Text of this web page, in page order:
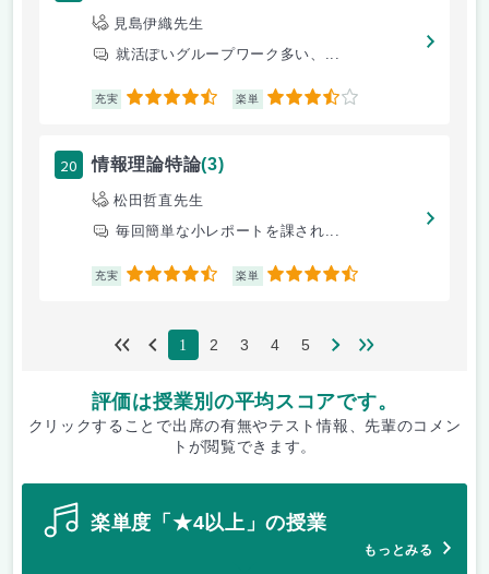
見島伊織先生
就活ぽいグループワーク多い、...
充実 4.5 楽単 3.5
20 情報理論特論(3)
松田哲直先生
毎回簡単な小レポートを課され...
充実 4.5 楽単 4.5
1 2 3 4 5
評価は授業別の平均スコアです。
クリックすることで出席の有無やテスト情報、先輩のコメン
トが閲覧できます。
楽単度「★4以上」の授業
もっとみる